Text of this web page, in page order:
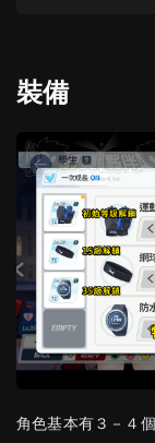
裝備
角色基本有３－４